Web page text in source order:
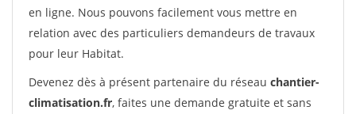
en ligne. Nous pouvons facilement vous mettre en
relation avec des particuliers demandeurs de travaux
pour leur Habitat.
Devenez dès à présent partenaire du réseau chantier-
climatisation.fr, faites une demande gratuite et sans